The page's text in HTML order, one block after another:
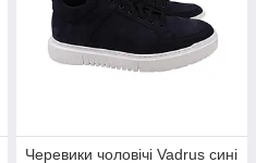
Черевики чоловічі Vadrus сині